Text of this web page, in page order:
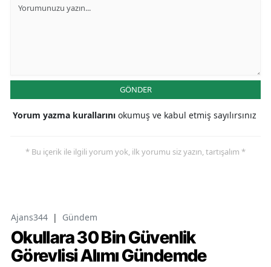
GÖNDER
Yorum yazma kurallarını okumuş ve kabul etmiş sayılırsınız
* Bu içerik ile ilgili yorum yok, ilk yorumu siz yazın, tartışalım *
Ajans344 | Gündem
Okullara 30 Bin Güvenlik
Görevlisi Alımı Gündemde